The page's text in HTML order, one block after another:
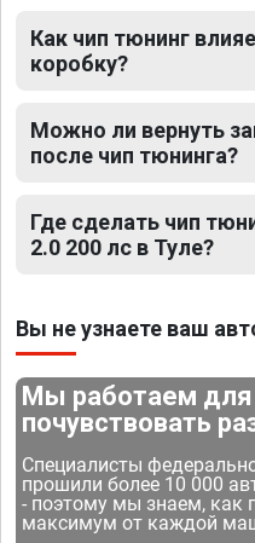
Как чип тюнинг
коробку?
Можно ли вернуть
после чип тюнинга?
Где сделать чип
2.0 200 лс в Туле?
Вы не узнаете ваш
Мы работаем
почувствовать
Специалисты
прошили более 10 000
- поэтому мы знаем, как
максимум от каждой